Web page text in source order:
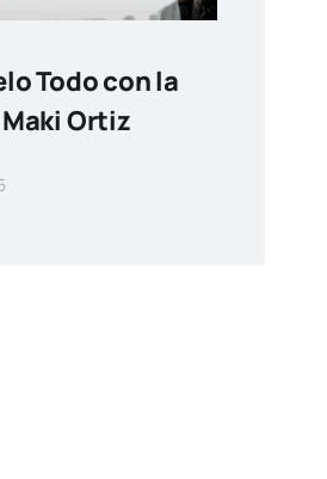
Todo con la
Ortiz